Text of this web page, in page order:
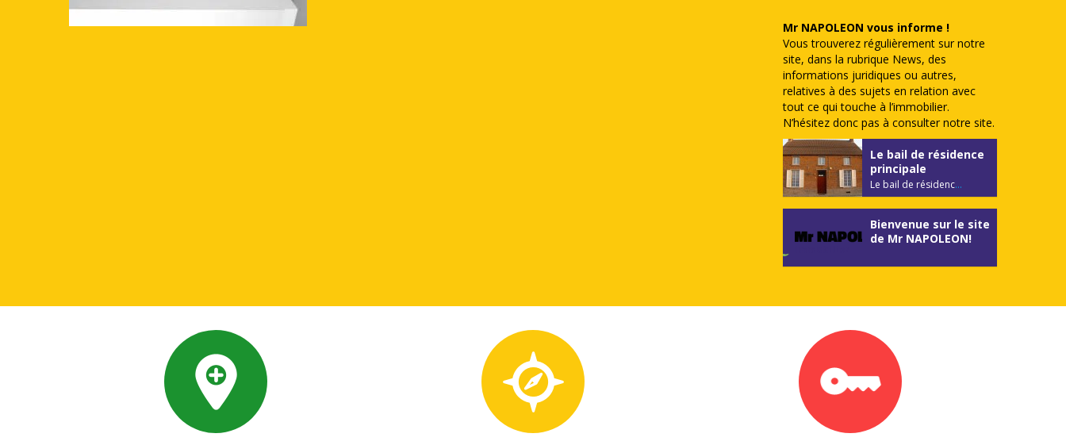
Mr NAPOLEON vous informe !
Vous trouverez régulièrement sur notre
site, dans la rubrique News, des
informations juridiques ou autres,
relatives à des sujets en relation avec
tout ce qui touche à l’immobilier.
N’hésitez donc pas à consulter notre site.
Le bail de résidence
principale
Le bail de résidenc...
Bienvenue sur le site
de Mr NAPOLEON!